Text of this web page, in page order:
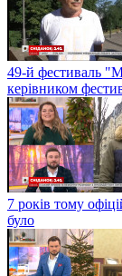
49-й фестиваль
керівником
7 років тому
було